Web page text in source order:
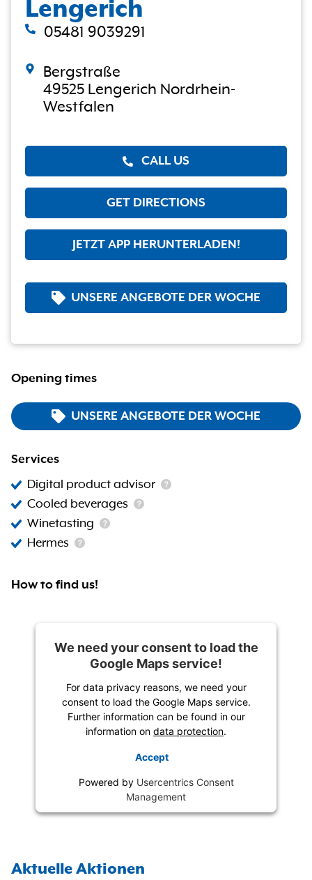
Lengerich
05481 9039291
Bergstraße
49525 Lengerich Nordrhein-
Westfalen
CALL US
GET DIRECTIONS
JETZT APP HERUNTERLADEN!
UNSERE ANGEBOTE DER WOCHE
Opening times
UNSERE ANGEBOTE DER WOCHE
Services
Digital product advisor
Cooled beverages
Winetasting
Hermes
How to find us!
We need your consent to load the
Google Maps service!
For data privacy reasons, we need your
consent to load the Google Maps service.
Further information can be found in our
information on data protection.
Accept
Powered by Usercentrics Consent
Management
Aktuelle Aktionen